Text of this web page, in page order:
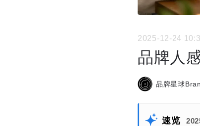
2025-12-24
品牌人
品牌星球
速览